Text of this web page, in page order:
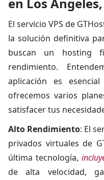
El servicio VPS de
la solución definitiva
buscan un hosting
rendimiento.
aplicación es
ofrecemos varios
satisfacer tus
Alto Rendimiento: El
privados virtuales de
última tecnología,
de alta velocidad,